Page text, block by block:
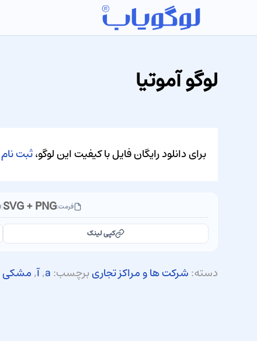
لوگو آموتیا
برای دانلود رایگان فایل با کیفیت این لوگو،ثبت نام
فرمت:SVG + PNG
|
کپی لینک
دسته:شرکت ها و مراکز تجاریبرچسب:a
,آ,مشکی